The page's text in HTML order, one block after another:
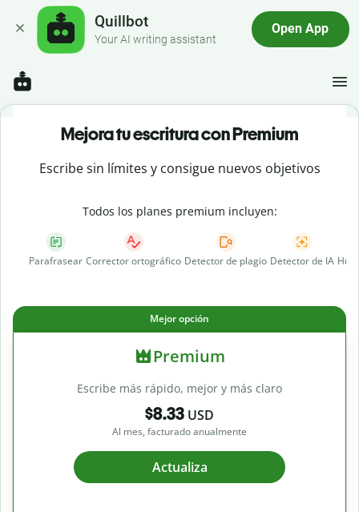
Quillbot
Your AI writing assistant
Open App
Mejora tu escritura con Premium
Escribe sin límites y consigue nuevos objetivos
Todos los planes premium incluyen:
Parafrasear Corrector ortográfico Detector de plagio Detector de IA
Mejor opción
Premium
Escribe más rápido, mejor y más claro
$8.33 USD
Al mes, facturado anualmente
Actualiza